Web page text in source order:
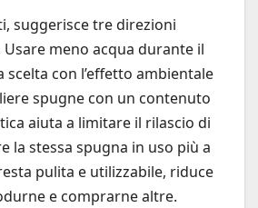
suggerisce tre direzioni
meno acqua durante il
scelta con l’effetto ambientale
spugne con un contenuto
aiuta a limitare il rilascio di
la stessa spugna in uso più a
pulita e utilizzabile, riduce
e comprarne altre.